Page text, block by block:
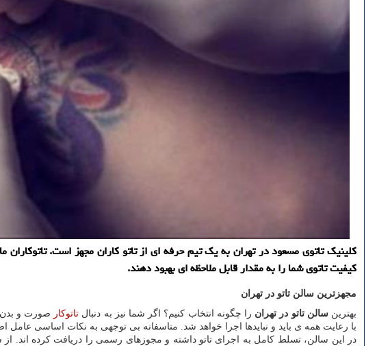
کلینیک تاتوی مسعود در تهران به یک تیم حرفه ای از تاتو کاران مجهز است. تاتوکاران
کیفیت تاتوی شما را به مقدار قابل ملاحظه ای بهبود دهند.
مجهزترین سالن تاتو در تهران
بهترینسالن تاتو در تهران را چگونه انتخاب کنیم؟ اگر شما نیز به دنبال تاتوکار صورت و بدن
با رعایت همه ی باید و نبایدها اجرا خواهد شد. متاسفانه بی توجهی به نکات اساسی
در این سالن، تسلط کامل به اجرای تاتو داشته و مجوزهای رسمی را دریافت کرده اند.